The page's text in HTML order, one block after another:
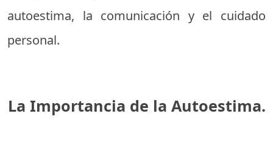
autoestima, la comunicación y el cuidado
personal.
La Importancia de la Autoestima.